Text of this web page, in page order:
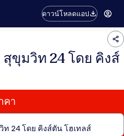
ดาวน์โหลดแอป
สุขุมวิท 24 โดย คิงส์
คา